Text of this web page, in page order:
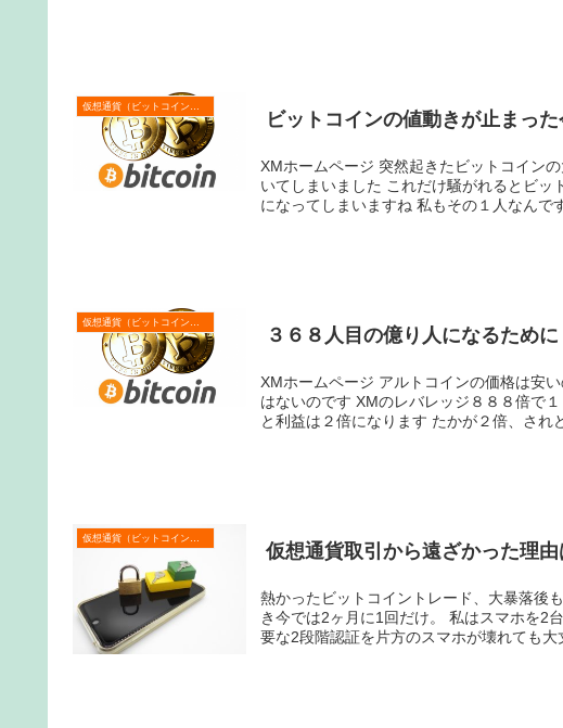
仮想通貨（ビットコインなど）
ビットコインの値動きが止まっ
XMホームページ 突然起きたビットコインの大暴落から時が経ち、乱高下のあとついに値動きが落ち着
いてしまいました これだけ騒がれるとビットコインを知らない人でも始めてみようかなという気持ち
になってしまいますね 私もその１人
仮想通貨（ビットコインなど）
３６８人目の億り人になるために
XMホームページ アルトコインの価格は安いのですが、１０万円が２０万円になってもうれしいほどで
はないのです XMのレバレッジ８８８倍で１０万円を２０万円にして、その資金でアルトコインを買う
と利益は２倍になります たかが２倍
仮想通貨（ビットコインなど）
仮想通貨取引から遠ざかった理由
熱かったビットコイントレード、大暴落後
き今では2ヶ月に1回だけ。 私はスマホを2台持ちしていますけど、仮想通貨取引所へのログインに必
要な2段階認証を片方のスマホが壊れても大